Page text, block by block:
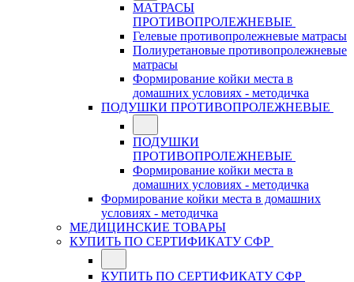
МАТРАСЫ
ПРОТИВОПРОЛЕЖНЕВЫЕ
Гелевые противопролежневые матрасы
Полиуретановые противопролежневые
матрасы
Формирование койки места в
домашних условиях - методичка
ПОДУШКИ ПРОТИВОПРОЛЕЖНЕВЫЕ
ПОДУШКИ
ПРОТИВОПРОЛЕЖНЕВЫЕ
Формирование койки места в
домашних условиях - методичка
Формирование койки места в домашних
условиях - методичка
МЕДИЦИНСКИЕ ТОВАРЫ
КУПИТЬ ПО СЕРТИФИКАТУ СФР
КУПИТЬ ПО СЕРТИФИКАТУ СФР